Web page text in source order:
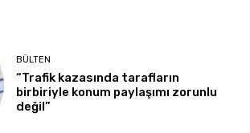
BÜLTEN
“Trafik kazasında tarafların
birbiriyle konum paylaşımı zorunlu
değil”